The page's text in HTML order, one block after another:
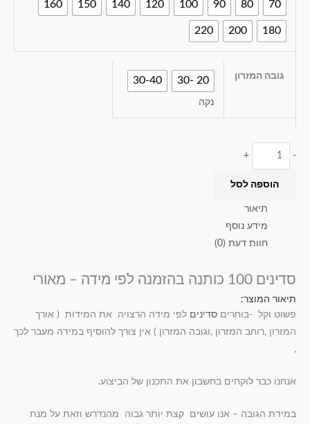
70
80
90
100
120
140
150
160
180
200
220
גובה המזרון 20 -30
30-40
נקה
-
+
הוספה לסל
תיאור
מידע נוסף
חוות דעת (0)
סדינים 100 כותנה בהזמנה לפי מידה – מאורי
תיאור המוצר:
פשוט וקל -בוחרים סדינים לפי מידה הרצויה את המידות ( אורך
המזרון ,רוחב המזרון ,וגובה המזרון ) אין צורך להוסיף במידה מעבר לכך
,
אנחנו כבר לוקחים בחשבון את התכנון של הביצוע.
במידת הגובה – אנו עושים קצת יותר גבוה מהנדרש וזאת על מנת